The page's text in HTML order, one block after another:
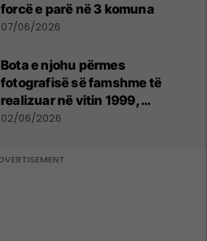
forcë e parë në 3 komuna
07/06/2026
Bota e njohu përmes
fotografisë së famshme të
realizuar në vitin 1999,
pensionohet Xajë Mustafa
02/06/2026